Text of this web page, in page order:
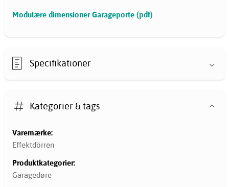
Modulære dimensioner Garageporte (pdf)
Specifikationer
Kategorier & tags
Varemærke:
Effektdörren
Produktkategorier:
Garagedøre